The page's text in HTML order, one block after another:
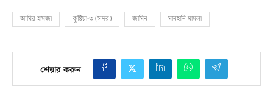
আমির হামজা কুষ্টিয়া-৩ (সদর) জামিন মানহানি মামলা
শেয়ার করুন